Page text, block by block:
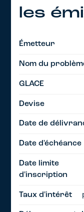
les
Émetteur
Nom du
GLACE
Devise
Date de
Date d'échéance
Date limite
d'inscription
Taux d'intérêt